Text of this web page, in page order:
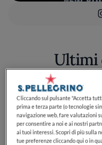
Ultimi
Cliccando sul pulsante "Accetta
prima e terza parte (o tecnologie
navigazione web, fare valutazioni
per consentire a noi e ai nostri
ai tuoi interessi. Scopri di più sulla
tue preferenze cliccando qui o in